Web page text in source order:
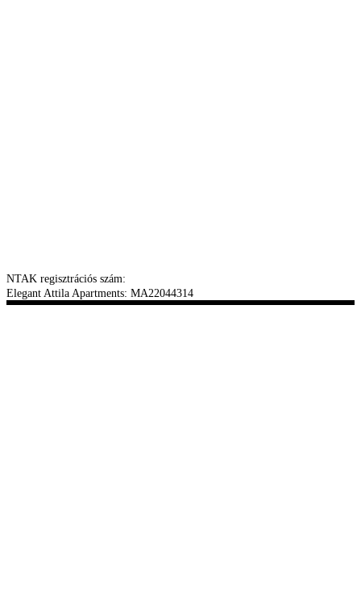
NTAK regisztrációs szám:
Elegant Attila Apartments: MA22044314